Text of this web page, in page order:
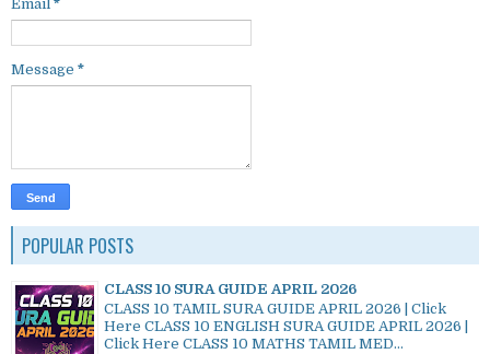
Email *
Message *
POPULAR POSTS
CLASS 10 SURA GUIDE APRIL 2026
CLASS 10 TAMIL SURA GUIDE APRIL 2026 | Click
Here CLASS 10 ENGLISH SURA GUIDE APRIL 2026 |
Click Here CLASS 10 MATHS TAMIL MED...